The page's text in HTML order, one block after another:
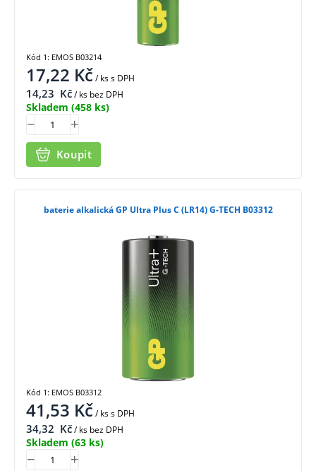
17,22 Kč/ kss DPH
14,23 Kč/ ks bez DPH
Skladem (458 ks)
Koupit
Kód 1: EMOS B03214
baterie alkalická GP Ultra Plus C (LR14) G-TECH B03312
41,53 Kč/ kss DPH
34,32 Kč/ ks bez DPH
Skladem (63 ks)
Kód 1: EMOS B03312